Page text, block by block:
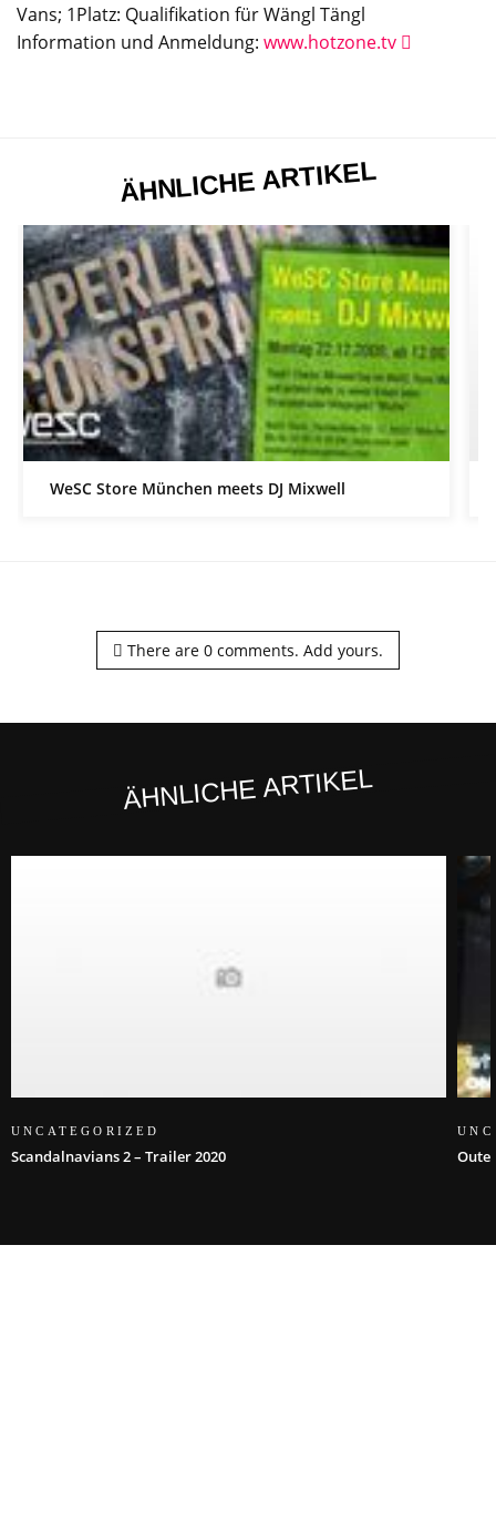
Vans; 1Platz: Qualifikation für Wängl Tängl
Information und Anmeldung: www.hotzone.tv
ÄHNLICHE ARTIKEL
WeSC Store München meets DJ Mixwell
There are 0 comments. Add yours.
ÄHNLICHE ARTIKEL
UNCATEGORIZED
Scandalnavians 2 – Trailer 2020